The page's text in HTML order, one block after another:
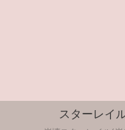
スターレイ